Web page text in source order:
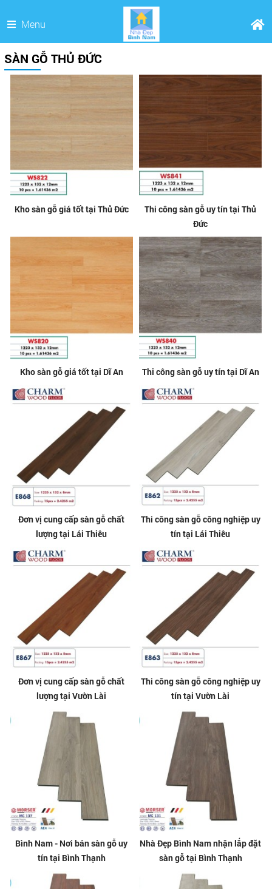
Menu
SÀN GỖ THỦ ĐỨC
Kho sàn gỗ giá tốt tại Thủ Đức
Thi công sàn gỗ uy tín tại Thủ
Đức
Kho sàn gỗ giá tốt tại Dĩ An Thi công sàn gỗ uy tín tại Dĩ An
Đơn vị cung cấp sàn gỗ chất
lượng tại Lái Thiêu
Thi công sàn gỗ công nghiệp uy
tín tại Lái Thiêu
Đơn vị cung cấp sàn gỗ chất
lượng tại Vườn Lài
Thi công sàn gỗ công nghiệp uy
tín tại Vườn Lài
Bình Nam - Nơi bán sàn gỗ uy
tín tại Bình Thạnh
Nhà Đẹp Bình Nam nhận lắp đặt
sàn gỗ tại Bình Thạnh